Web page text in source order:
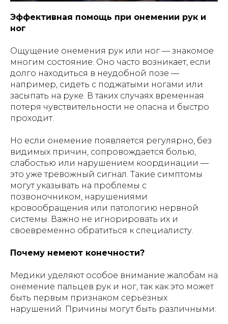
Эффективная помощь при онемении рук и
ног
Ощущение онемения рук или ног — знакомое
многим состояние. Оно часто возникает, если
долго находиться в неудобной позе —
например, сидеть с поджатыми ногами или
засыпать на руке. В таких случаях временная
потеря чувствительности не опасна и быстро
проходит.
Но если онемение появляется регулярно, без
видимых причин, сопровождается болью,
слабостью или нарушением координации —
это уже тревожный сигнал. Такие симптомы
могут указывать на проблемы с
позвоночником, нарушениями
кровообращения или патологию нервной
системы. Важно не игнорировать их и
своевременно обратиться к специалисту.
Почему немеют конечности?
Медики уделяют особое внимание жалобам на
онемение пальцев рук и ног, так как это может
быть первым признаком серьёзных
нарушений. Причины могут быть различными: